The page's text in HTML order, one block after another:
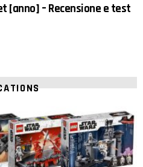
[anno] – Recensione e test